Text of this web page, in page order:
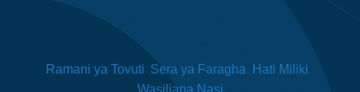
Ramani ya Tovuti Sera ya Faragha
Hati Miliki
Wasiliana Nasi